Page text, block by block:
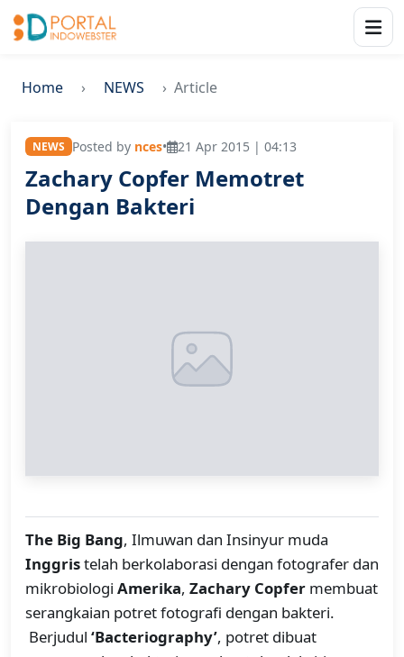
Home NEWS Article
NEWS Posted by nces• 21 Apr 2015 | 04:13
Zachary Copfer Memotret
Dengan Bakteri
The Big Bang, Ilmuwan dan Insinyur muda
Inggristelah berkolaborasi dengan fotografer dan
mikrobiologi Amerika, Zachary Copfer membuat
serangkaian potret fotografi dengan bakteri.
Berjudul ‘Bacteriography’, potret dibuat